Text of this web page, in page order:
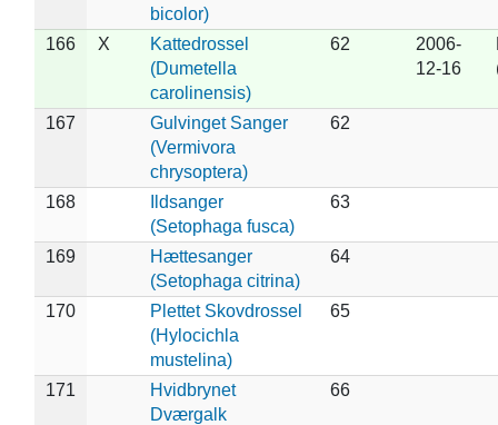
bicolor)
166 X
Kattedrossel
(Dumetella
carolinensis)
62
2006-
12-16
167
Gulvinget Sanger
(Vermivora
chrysoptera)
62
168
Ildsanger
(Setophaga fusca)
63
169
Hættesanger
(Setophaga citrina)
64
170
Plettet Skovdrossel
(Hylocichla
mustelina)
65
171
Hvidbrynet
Dværgalk
66